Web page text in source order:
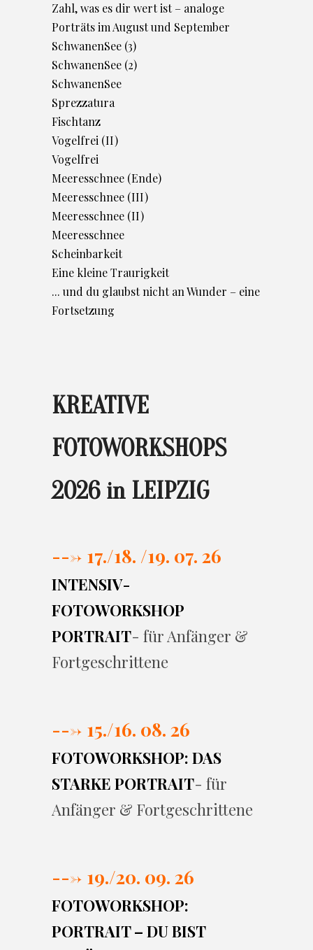
Zahl, was es dir wert ist – analoge
Porträts im August und September
SchwanenSee (3)
SchwanenSee (2)
SchwanenSee
Sprezzatura
Fischtanz
Vogelfrei (II)
Vogelfrei
Meeresschnee (Ende)
Meeresschnee (III)
Meeresschnee (II)
Meeresschnee
Scheinbarkeit
Eine kleine Traurigkeit
... und du glaubst nicht an Wunder – eine
Fortsetzung
KREATIVE
FOTOWORKSHOPS
2026 in LEIPZIG
---> 17./18. /19. 07. 26
INTENSIV-
FOTOWORKSHOP
PORTRAIT- für Anfänger &
Fortgeschrittene
---> 15./16. 08. 26
FOTOWORKSHOP: DAS
STARKE PORTRAIT- für
Anfänger & Fortgeschrittene
---> 19./20. 09. 26
FOTOWORKSHOP:
PORTRAIT – DU BIST